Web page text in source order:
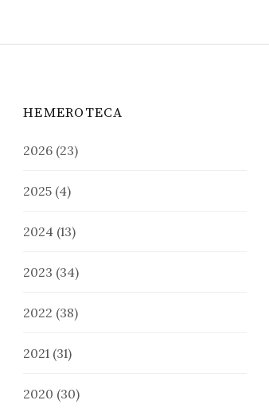
HEMEROTECA
2026 (23)
2025 (4)
2024 (13)
2023 (34)
2022 (38)
2021 (31)
2020 (30)